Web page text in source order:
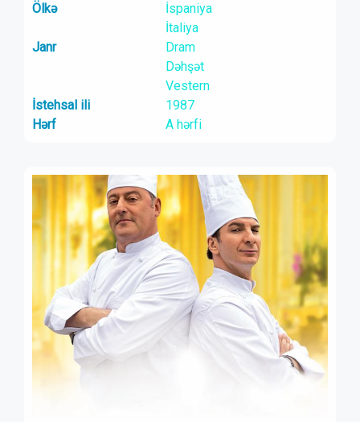
Ölkə
İspaniya
İtaliya
Janr
Dram
Dəhşət
Vestern
İstehsal ili
1987
Hərf
A hərfi